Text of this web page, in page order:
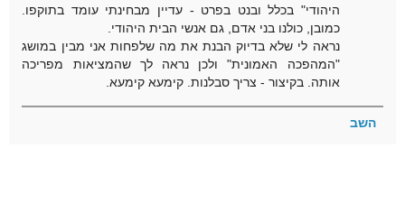
היהודי" בכלל ובנט בפרט - עדיין מבחינתי עומד בתוקפו.
כמובן, כולנו בני אדם, גם אנשי הבית היהודי.
נראה לי שלא בדיוק הבנת את מה שלפחות אני מבין במושג
"המהפכה האמונית" ולכן נראה לך שהמציאות מפריכה
אותה. בקיצור - צריך סבלנות. קימעא קימעא.
השב